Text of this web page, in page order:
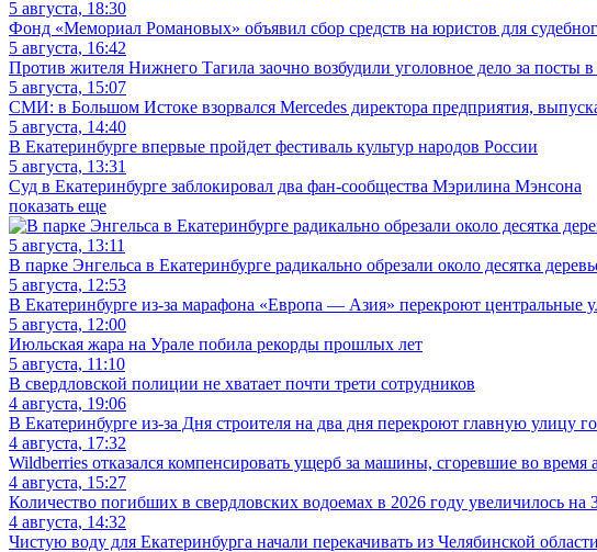
5 августа, 18:30
Фонд «Мемориал Романовых» объявил сбор средств на юристов для
5 августа, 16:42
Против жителя Нижнего Тагила заочно возбудили уголовное дело за посты в
5 августа, 15:07
СМИ: в Большом Истоке взорвался Mercedes директора предприятия,
5 августа, 14:40
В Екатеринбурге впервые пройдет фестиваль культур народов России
5 августа, 13:31
Суд в Екатеринбурге заблокировал два фан-сообщества Мэрилина Мэнсона
показать еще
5 августа, 13:11
В парке Энгельса в Екатеринбурге радикально обрезали около десятка
5 августа, 12:53
В Екатеринбурге из-за марафона «Европа — Азия» перекроют центральные
5 августа, 12:00
Июльская жара на Урале побила рекорды прошлых лет
5 августа, 11:10
В свердловской полиции не хватает почти трети сотрудников
4 августа, 19:06
В Екатеринбурге из-за Дня строителя на два дня перекроют главную улицу
4 августа, 17:32
Wildberries отказался компенсировать ущерб за машины, сгоревшие во время
4 августа, 15:27
Количество погибших в свердловских водоемах в 2026 году увеличилось на
4 августа, 14:32
Чистую воду для Екатеринбурга начали перекачивать из Челябинской области